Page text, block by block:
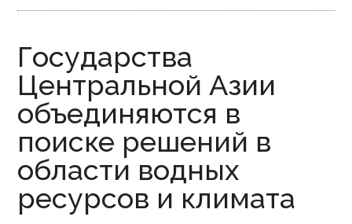
Государства
Центральной Азии
объединяются в
поиске решений в
области водных
ресурсов и климата